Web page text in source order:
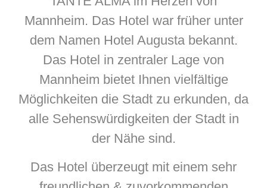
Mannheim. Das Hotel war früher unter
dem Namen Hotel Augusta bekannt.
Das Hotel in zentraler Lage von
Mannheim bietet Ihnen vielfältige
Möglichkeiten die Stadt zu erkunden, da
alle Sehenswürdigkeiten der Stadt in
der Nähe sind.
Das Hotel überzeugt mit einem sehr